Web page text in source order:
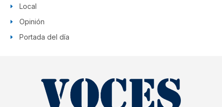
Local
Opinión
Portada del día